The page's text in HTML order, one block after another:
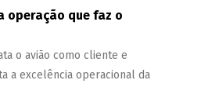
operação que faz o
o avião como cliente e
a excelência operacional da